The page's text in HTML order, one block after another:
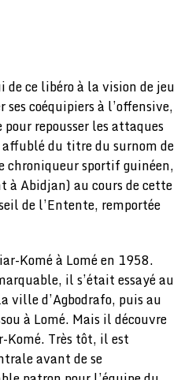
ce libéro à la vision de jeu
ses coéquipiers à l’offensive,
repousser les attaques
affublé du titre du surnom de
chroniqueur sportif guinéen,
à Abidjan) au cours de cette
de l’Entente, remportée
Komé à Lomé en 1958.
il s’était essayé au
ville d’Agbodrafo, puis au
à Lomé. Mais il découvre
Komé. Très tôt, il est
avant de se